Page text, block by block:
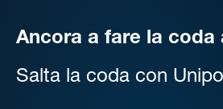
Ancora a fare la coda
Salta la coda con